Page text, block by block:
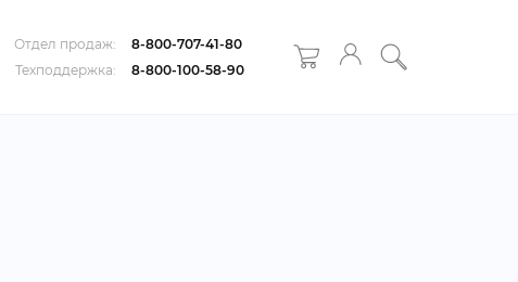
Отдел продаж:
8-800-707-41-80
Техподдержка:
8-800-100-58-90